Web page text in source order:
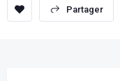
sauvegarderPartager